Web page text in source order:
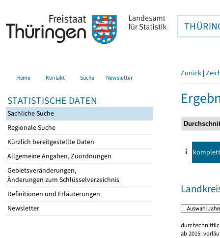
Home Kontakt Suche Newsletter
STATISTISCHE DATEN
Sachliche Suche
Regionale Suche
Kürzlich bereitgestellte Daten
Allgemeine Angaben, Zuordnungen
Gebietsveränderungen,
Änderungen zum Schlüsselverzeichnis
Definitionen und Erläuterungen
Newsletter
Zurück |
komplett
ab 2015: